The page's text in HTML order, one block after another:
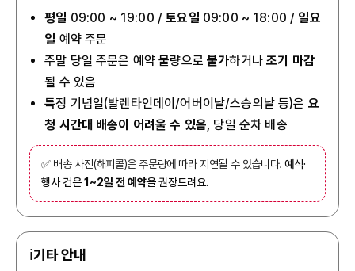
평일 09:00 ~ 19:00 /토요일 09:00 ~ 18:00 / 일요
일 예약 주문
주말 당일 주문은 예약 물량으로불가하거나조기 마감
될 수 있음
특정 기념일(발렌타인데이/어버이날/스승의날 등)은 요
청 시간대 배송이 어려울 수 있음, 당일 순차 배송
✅ 배송 사진(해피콜)은 주문량에 따라 지연될 수 있습니다.예식·
행사 건은1~2일 전 예약을 권장드려요.
ℹ️기타 안내